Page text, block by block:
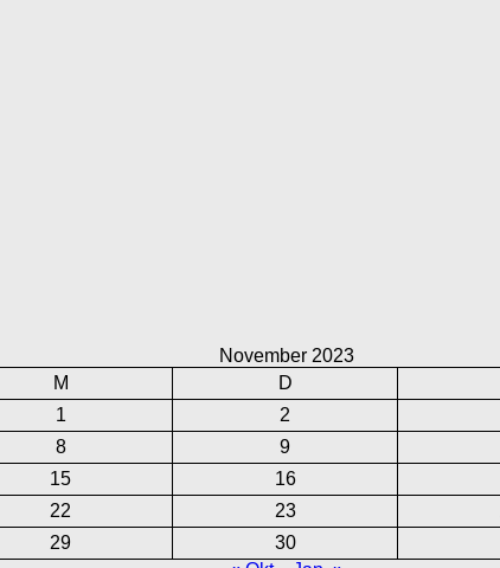
November 2023
M D
1
2
8 9
15 16
22 23
29
30